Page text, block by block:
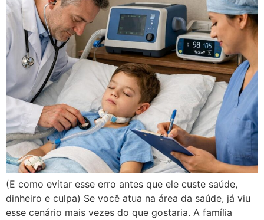
(E como evitar esse erro antes que ele custe saúde,
dinheiro e culpa) Se você atua na área da saúde, já viu
esse cenário mais vezes do que gostaria. A família